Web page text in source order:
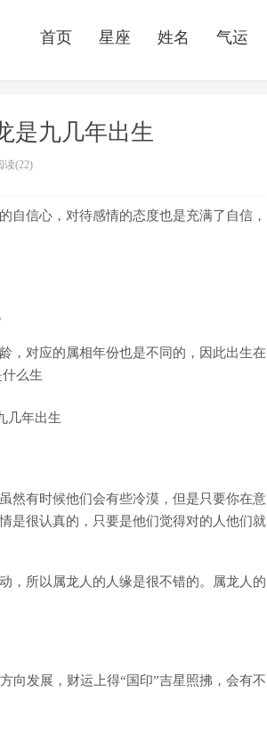
首页 星座 姓名 气运
是九几年出生
读(22)
自信心，对待感情的态度也是充满了自信，
，对应的属相年份也是不同的，因此出生在
么生
然有时候他们会有些冷漠，但是只要你在意
是很认真的，只要是他们觉得对的人他们就
，所以属龙人的人缘是很不错的。属龙人的
向发展，财运上得“国印”吉星照拂，会有不